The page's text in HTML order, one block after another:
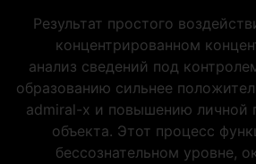
Результат простого
концентрированном
анализ сведений под
образованию сильнее
admiral-x и повышению личной
объекта. Этот процесс
бессознательном уровне,